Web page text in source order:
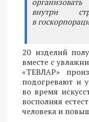
внутри
в
20 изделий
вместе с
«ТЕВЛАР»
подогревают и
во время
восполняя
человека и